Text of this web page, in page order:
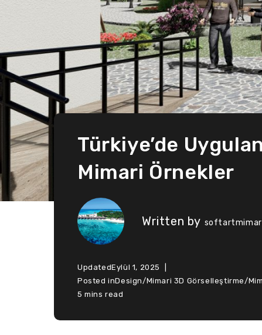
Türkiye’de
Mimari Örnekler
Written by
UpdatedEylül 1, 2025
Posted inDesign/Mimari 3D Görselleştirme/
5 mins read